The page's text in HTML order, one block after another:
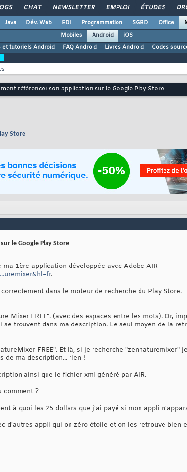
CHAT NEWSLETTER EMPLOI ÉTUDES
Java Dév. Web EDI Programmation SGBD Office
Mobiles
Android
iOS
et tutoriels Android FAQ Android Livres Android Codes
référencer son application sur le Google Play Store
Store
le Google Play Store
1ère application développée avec Adobe AIR
.
dans le moteur de recherche du Play Store.
Mixer FREE". (avec des espaces entre les mots). Or,
se trouvent dans ma description. Le seul moyen de la
FREE". Et là, si je recherche "zennaturemixer"
de ma description... rien !
ainsi que le fichier xml généré par AIR.
comment ?
à quoi les 25 dollars que j'ai payé si mon appli
d'autres appli qui on zéro étoile et on les retrouve bien